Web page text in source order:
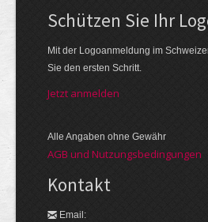
Schützen Sie Ihr
Mit der Logo­an­meldung im
Sie den ersten Schritt.
Jetzt anmelden
Alle Angaben ohne Gewähr
AGB und Nutzungsbedingungen
Kontakt
Email: